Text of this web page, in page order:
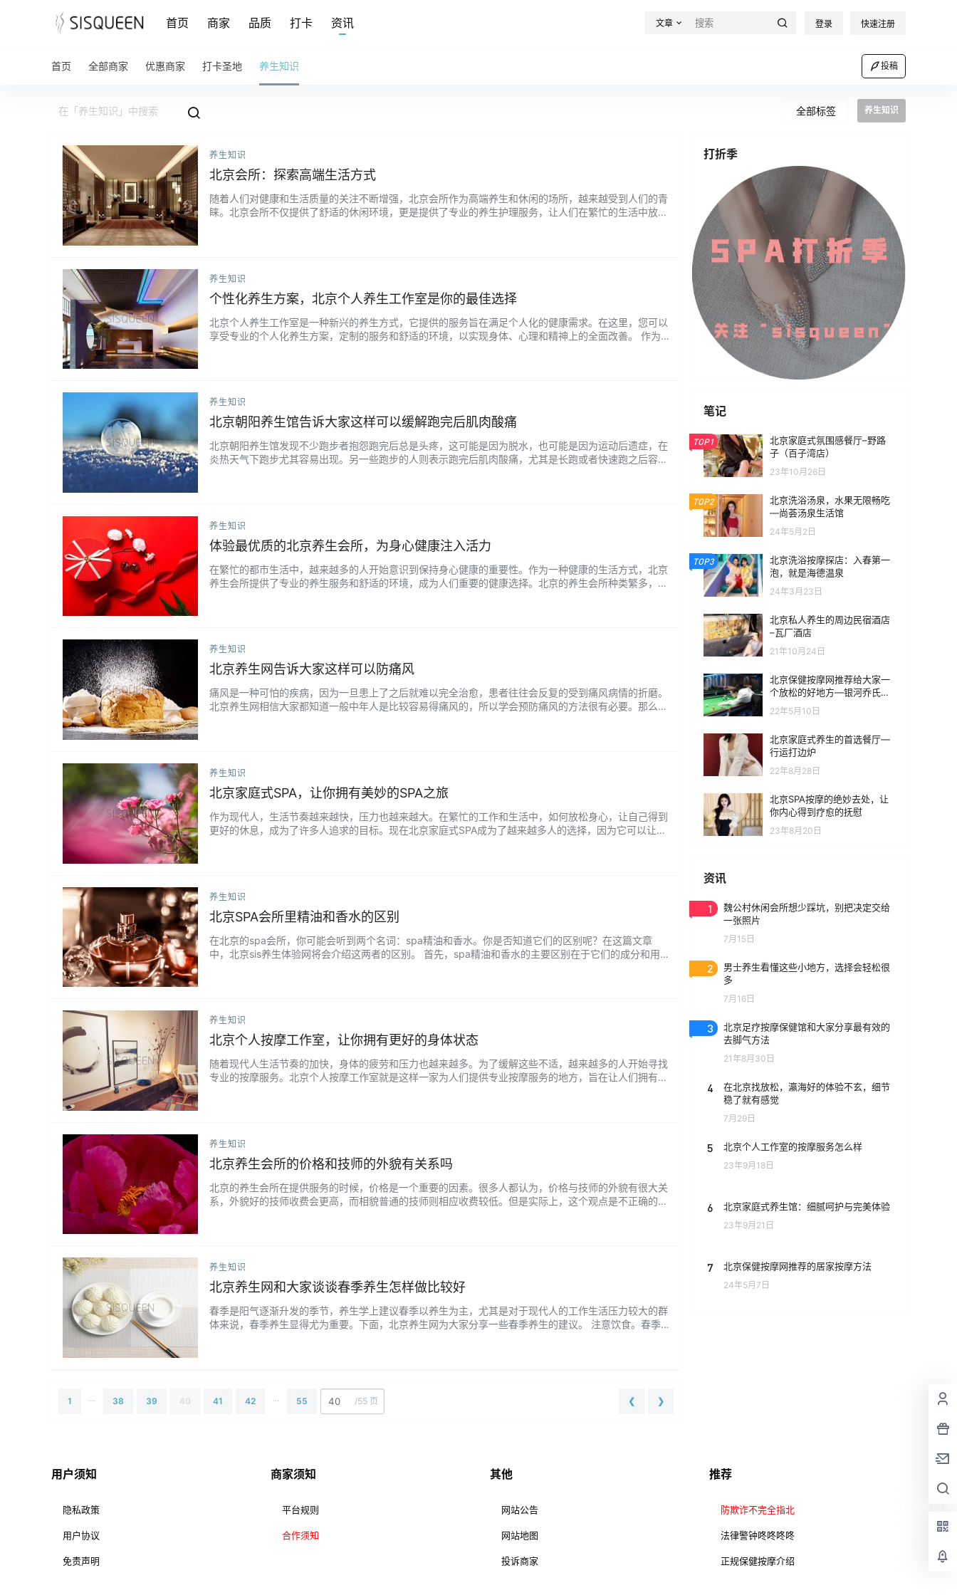
首页 商家 品质 打卡 资讯 文章 登录 快速注册
首页 全部商家 优惠商家 打卡圣地 养生知识 投稿
全部标签 养生知识
养生知识
北京会所：探索高端生活方式
随着人们对健康和生活质量的关注不断增强，北京会所作为高端养生和休闲的场所，越来越受到人们的青
睐。北京会所不仅提供了舒适的休闲环境，更是提供了专业的养生护理服务，让人们在繁忙的生活中放松
养生知识
个性化养生方案，北京个人养生工作室是你的最佳选择
北京个人养生工作室是一种新兴的养生方式，它提供的服务旨在满足个人化的健康需求。在这里，您可以
享受专业的个人化养生方案，定制的服务和舒适的环境，以实现身体、心理和精神上的全面改善。 作为
养生知识
北京朝阳养生馆告诉大家这样可以缓解跑完后肌肉酸痛
北京朝阳养生馆发现不少跑步者抱怨跑完后总是头疼，这可能是因为脱水，也可能是因为运动后遗症，在
炎热天气下跑步尤其容易出现。另一些跑步的人则表示跑完后肌肉酸痛，尤其是长跑或者快速跑之后容易
养生知识
体验最优质的北京养生会所，为身心健康注入活力
在繁忙的都市生活中，越来越多的人开始意识到保持身心健康的重要性。作为一种健康的生活方式，北京
养生会所提供了专业的养生服务和舒适的环境，成为人们重要的健康选择。北京的养生会所种类繁多，各
养生知识
北京养生网告诉大家这样可以防痛风
痛风是一种可怕的疾病，因为一旦患上了之后就难以完全治愈，患者往往会反复的受到痛风病情的折磨。
北京养生网相信大家都知道一般中年人是比较容易得痛风的，所以学会预防痛风的方法很有必要。那么怎
养生知识
北京家庭式SPA，让你拥有美妙的SPA之旅
作为现代人，生活节奏越来越快，压力也越来越大。在繁忙的工作和生活中，如何放松身心，让自己得到
更好的休息，成为了许多人追求的目标。现在北京家庭式SPA成为了越来越多人的选择，因为它可以让你
养生知识
北京SPA会所里精油和香水的区别
在北京的spa会所，你可能会听到两个名词：spa精油和香水。你是否知道它们的区别呢？在这篇文章
中，北京sis养生体验网将会介绍这两者的区别。 首先，spa精油和香水的主要区别在于它们的成分和用
养生知识
北京个人按摩工作室，让你拥有更好的身体状态
随着现代人生活节奏的加快，身体的疲劳和压力也越来越多。为了缓解这些不适，越来越多的人开始寻找
专业的按摩服务。北京个人按摩工作室就是这样一家为人们提供专业按摩服务的地方，旨在让人们拥有更
养生知识
北京养生会所的价格和技师的外貌有关系吗
北京的养生会所在提供服务的时候，价格是一个重要的因素。很多人都认为，价格与技师的外貌有很大关
系，外貌好的技师收费会更高，而相貌普通的技师则相应收费较低。但是实际上，这个观点是不正确的。
养生知识
北京养生网和大家谈谈春季养生怎样做比较好
春季是阳气逐渐升发的季节，养生学上建议春季以养生为主，尤其是对于现代人的工作生活压力较大的群
体来说，春季养生显得尤为重要。下面，北京养生网为大家分享一些春季养生的建议。 注意饮食。春季
1 38 39 40 41 42 55 /55 页 ❮ ❯
打折季
笔记
TOP1
北京家庭式氛围感餐厅–野路
子（百子湾店）
23年10月26日
TOP2
北京洗浴汤泉，水果无限畅吃
—尚荟汤泉生活馆
24年5月2日
TOP3
北京洗浴按摩探店：入春第一
泡，就是海德温泉
24年3月23日
北京私人养生的周边民宿酒店
–瓦厂酒店
21年10月24日
北京保健按摩网推荐给大家一
个放松的好地方—银河乔氏台
球俱乐部
22年5月10日
北京家庭式养生的首选餐厅—
行运打边炉
22年8月28日
北京SPA按摩的绝妙去处，让
你内心得到疗愈的抚慰
23年8月20日
资讯
1
魏公村休闲会所想少踩坑，别把决定交给
一张照片
7月15日
2
男士养生看懂这些小地方，选择会轻松很
多
7月16日
3
北京足疗按摩保健馆和大家分享最有效的
去脚气方法
21年8月30日
4
在北京找放松，瀛海好的体验不玄，细节
稳了就有感觉
7月29日
5 北京个人工作室的按摩服务怎么样
23年9月18日
6 北京家庭式养生馆：细腻呵护与完美体验
23年9月21日
7 北京保健按摩网推荐的居家按摩方法
24年5月7日
用户须知
隐私政策
用户协议
免责声明
商家须知
平台规则
合作须知
其他
网站公告
网站地图
投诉商家
推荐
防欺诈不完全指北
法律警钟咚咚咚咚
正规保健按摩介绍